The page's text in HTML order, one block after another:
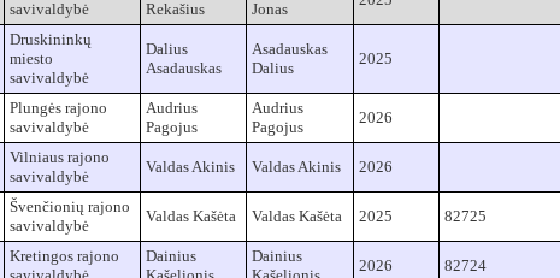
savivaldybė
Rekašius
Jonas
Druskininkų
miesto
savivaldybė
Dalius
Asadauskas
Asadauskas
Dalius
2025
Plungės rajono
savivaldybė
Audrius
Pagojus
Audrius
Pagojus
2026
Vilniaus rajono
savivaldybė
Valdas Akinis Valdas Akinis 2026
Švenčionių rajono
savivaldybė
Valdas Kašėta Valdas Kašėta 2025 82725
Kretingos rajono
Dainius
Dainius
2026 82724